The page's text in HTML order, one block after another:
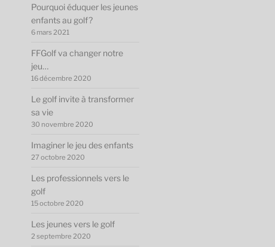
Pourquoi éduquer les jeunes
enfants au golf?
6 mars 2021
FFGolf va changer notre
jeu…
16 décembre 2020
Le golf invite à transformer
sa vie
30 novembre 2020
Imaginer le jeu des enfants
27 octobre 2020
Les professionnels vers le
golf
15 octobre 2020
Les jeunes vers le golf
2 septembre 2020